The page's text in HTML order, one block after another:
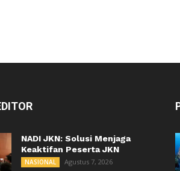
NADI JKN: Solusi Menjaga
Keaktifan Peserta JKN
NASIONAL Agustus 7, 2026